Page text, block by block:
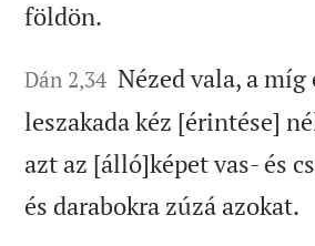
földön.
Dán 2,34 Nézed vala, a míg
leszakada kéz [érintése]
azt az [álló]képet vas- és
és darabokra zúzá azokat.